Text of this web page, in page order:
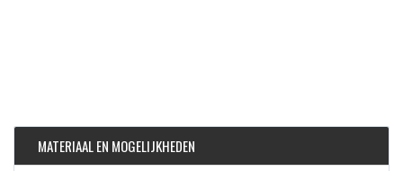
MATERIAAL EN MOGELIJKHEDEN